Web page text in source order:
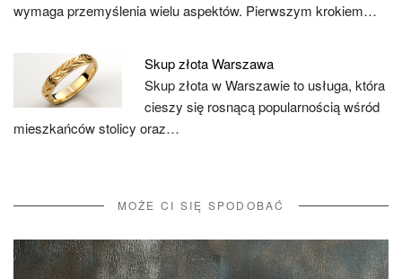
wymaga przemyślenia wielu aspektów. Pierwszym krokiem…
Skup złota Warszawa
Skup złota w Warszawie to usługa, która
cieszy się rosnącą popularnością wśród
mieszkańców stolicy oraz…
MOŻE CI SIĘ SPODOBAĆ